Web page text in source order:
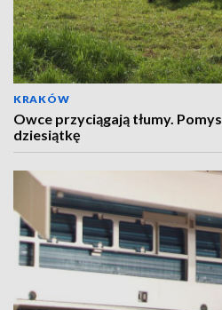
KRAKÓW
Owce przyciągają tłumy.
dziesiątkę